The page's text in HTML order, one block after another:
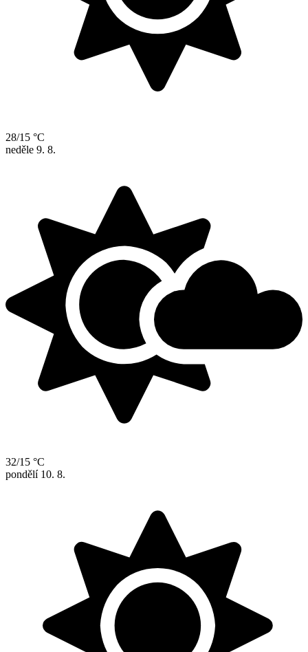
28/15 °C
neděle 9. 8.
32/15 °C
pondělí 10. 8.